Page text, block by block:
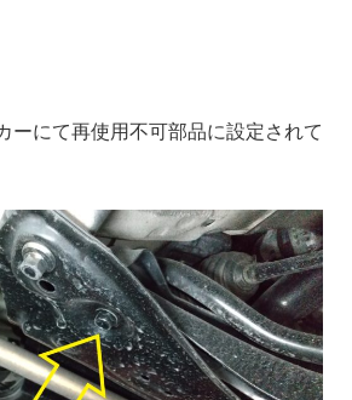
ーにて再使用不可部品に設定されて